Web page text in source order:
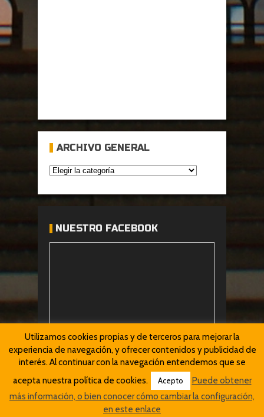
ARCHIVO GENERAL
NUESTRO FACEBOOK
Utilizamos cookies propias y de terceros para mejorar la
experiencia de navegación, y ofrecer contenidos y publicidad de
interés. Al continuar con la navegación entendemos que se
acepta nuestra política de cookies.
Acepto
Puede obtener
más información, o bien conocer cómo cambiar la configuración,
en este enlace